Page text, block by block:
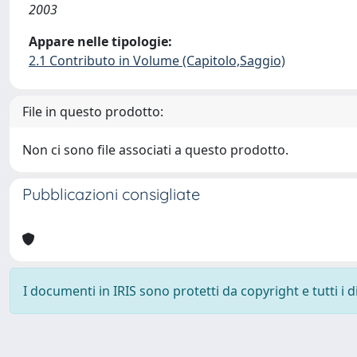
2003
Appare nelle tipologie:
2.1 Contributo in Volume (Capitolo,Saggio)
File in questo prodotto:
Non ci sono file associati a questo prodotto.
Pubblicazioni consigliate
I documenti in IRIS sono protetti da copyright e tutti i